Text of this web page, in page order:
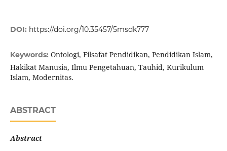
DOI: https://doi.org/10.35457/5msdk777
Keywords: Ontologi, Filsafat Pendidikan, Pendidikan Islam,
Hakikat Manusia, Ilmu Pengetahuan, Tauhid, Kurikulum
Islam, Modernitas.
ABSTRACT
Abstract